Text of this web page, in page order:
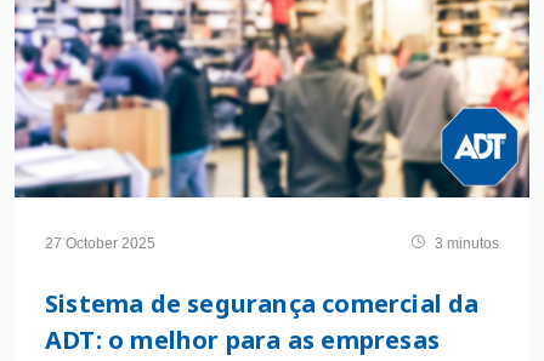
27 October 2025 3 minutos
Sistema de segurança comercial da
ADT: o melhor para as empresas